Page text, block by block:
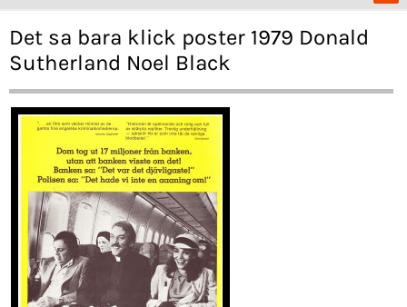
Det sa bara klick poster 1979 Donald
Sutherland Noel Black